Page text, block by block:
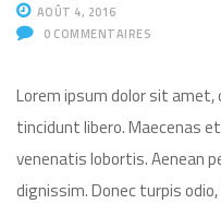
AOÛT 4, 2016
0 COMMENTAIRES
Lorem ipsum dolor sit
tincidunt libero. Maecenas
venenatis lobortis. Aenean
dignissim. Donec turpis